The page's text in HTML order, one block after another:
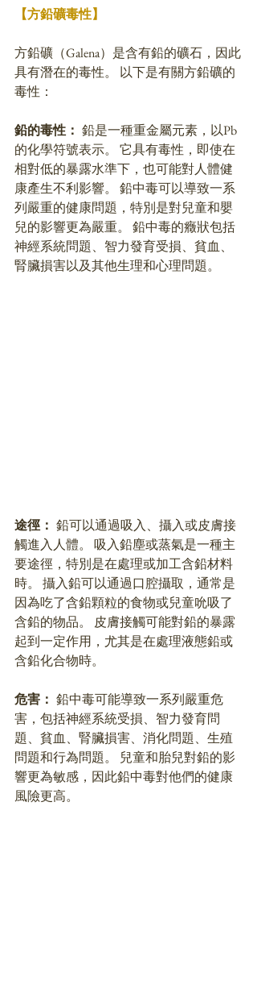
【方鉛礦毒性】
方鉛礦（Galena）是含有鉛的礦石，因此
具有潛在的毒性。 以下是有關方鉛礦的
毒性：
鉛的毒性： 鉛是一種重金屬元素，以Pb
的化學符號表示。 它具有毒性，即使在
相對低的暴露水準下，也可能對人體健
康產生不利影響。 鉛中毒可以導致一系
列嚴重的健康問題，特別是對兒童和嬰
兒的影響更為嚴重。 鉛中毒的癥狀包括
神經系統問題、智力發育受損、貧血、
腎臟損害以及其他生理和心理問題。
途徑： 鉛可以通過吸入、攝入或皮膚接
觸進入人體。 吸入鉛塵或蒸氣是一種主
要途徑，特別是在處理或加工含鉛材料
時。 攝入鉛可以通過口腔攝取，通常是
因為吃了含鉛顆粒的食物或兒童吮吸了
含鉛的物品。 皮膚接觸可能對鉛的暴露
起到一定作用，尤其是在處理液態鉛或
含鉛化合物時。
危害： 鉛中毒可能導致一系列嚴重危
害，包括神經系統受損、智力發育問
題、貧血、腎臟損害、消化問題、生殖
問題和行為問題。 兒童和胎兒對鉛的影
響更為敏感，因此鉛中毒對他們的健康
風險更高。